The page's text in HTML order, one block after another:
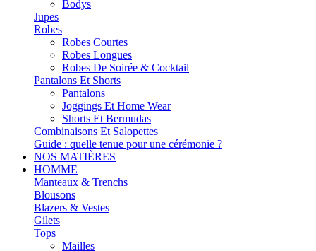
Bodys
Jupes
Robes
Robes Courtes
Robes Longues
Robes De Soirée & Cocktail
Pantalons Et Shorts
Pantalons
Joggings Et Home Wear
Shorts Et Bermudas
Combinaisons Et Salopettes
Guide : quelle tenue pour une cérémonie ?
NOS MATIÈRES
HOMME
Manteaux & Trenchs
Blousons
Blazers & Vestes
Gilets
Tops
Mailles